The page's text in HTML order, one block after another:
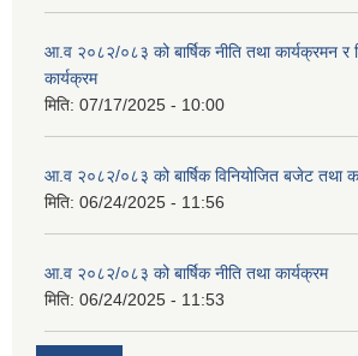
आ.व २०८२/०८३ को बार्षिक नीति तथा कार्यक्रमन र
कार्यक्रम
मिति: 07/17/2025 - 10:00
आ.व २०८२/०८३ को बार्षिक विनियोजित बजेट तथा
मिति: 06/24/2025 - 11:56
आ.व २०८२/०८३ को बार्षिक नीति तथा कार्यक्रम
मिति: 06/24/2025 - 11:53